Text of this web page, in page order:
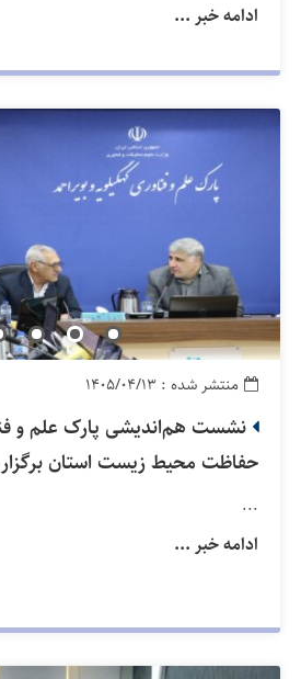
ادامه خبر ...
منتشر شده : ۱۴۰۵/۰۴/۱۳
نشست هم‌اندیشی پارک علم و
حفاظت محیط زیست استان
...
ادامه خبر ...